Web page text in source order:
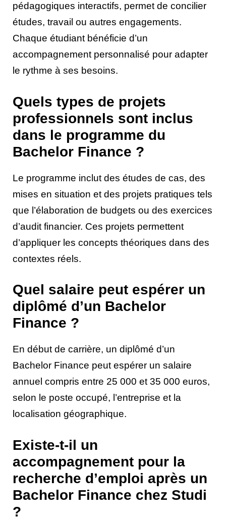
pédagogiques interactifs, permet de concilier
études, travail ou autres engagements.
Chaque étudiant bénéficie d’un
accompagnement personnalisé pour adapter
le rythme à ses besoins.
Quels types de projets
professionnels sont inclus
dans le programme du
Bachelor Finance ?
Le programme inclut des études de cas, des
mises en situation et des projets pratiques tels
que l’élaboration de budgets ou des exercices
d’audit financier. Ces projets permettent
d’appliquer les concepts théoriques dans des
contextes réels.
Quel salaire peut espérer un
diplômé d’un Bachelor
Finance ?
En début de carrière, un diplômé d’un
Bachelor Finance peut espérer un salaire
annuel compris entre 25 000 et 35 000 euros,
selon le poste occupé, l’entreprise et la
localisation géographique.
Existe-t-il un
accompagnement pour la
recherche d’emploi après un
Bachelor Finance chez Studi
?